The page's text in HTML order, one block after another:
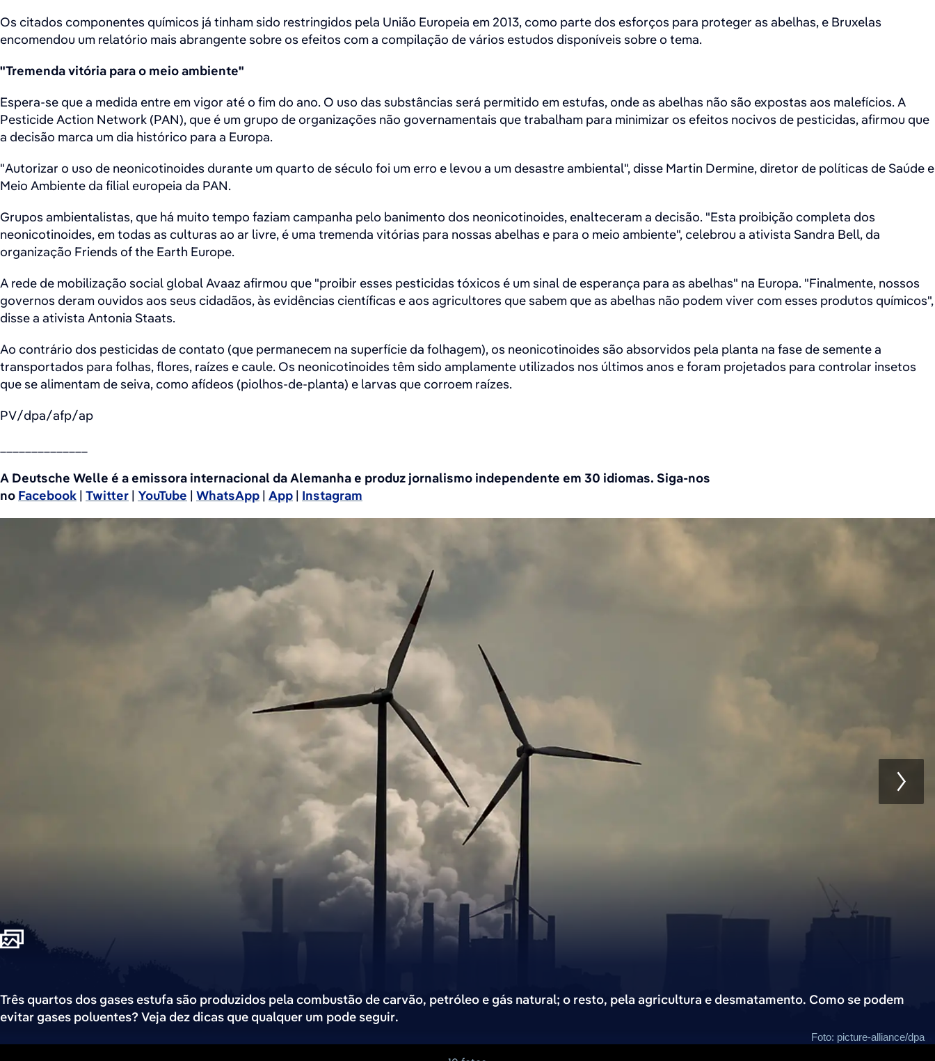
Os citados componentes químicos já tinham sido restringidos pela União Europeia em 2013, como parte dos esforços para proteger as abelhas, e Bruxelas
encomendou um relatório mais abrangente sobre os efeitos com a compilação de vários estudos disponíveis sobre o tema.
"Tremenda vitória para o meio ambiente"
Espera-se que a medida entre em vigor até o fim do ano. O uso das substâncias será permitido em estufas, onde as abelhas não são expostas aos malefícios. A
Pesticide Action Network (PAN), que é um grupo de organizações não governamentais que trabalham para minimizar os efeitos nocivos de pesticidas, afirmou que
a decisão marca um dia histórico para a Europa.
"Autorizar o uso de neonicotinoides durante um quarto de século foi um erro e levou a um desastre ambiental", disse Martin Dermine, diretor de políticas de Saúde e
Meio Ambiente da filial europeia da PAN.
Grupos ambientalistas, que há muito tempo faziam campanha pelo banimento dos neonicotinoides, enalteceram a decisão. "Esta proibição completa dos
neonicotinoides, em todas as culturas ao ar livre, é uma tremenda vitórias para nossas abelhas e para o meio ambiente", celebrou a ativista Sandra Bell, da
organização Friends of the Earth Europe.
A rede de mobilização social global Avaaz afirmou que "proibir esses pesticidas tóxicos é um sinal de esperança para as abelhas" na Europa. "Finalmente, nossos
governos deram ouvidos aos seus cidadãos, às evidências científicas e aos agricultores que sabem que as abelhas não podem viver com esses produtos químicos",
disse a ativista Antonia Staats.
Ao contrário dos pesticidas de contato (que permanecem na superfície da folhagem), os neonicotinoides são absorvidos pela planta na fase de semente a
transportados para folhas, flores, raízes e caule. Os neonicotinoides têm sido amplamente utilizados nos últimos anos e foram projetados para controlar insetos
que se alimentam de seiva, como afídeos (piolhos-de-planta) e larvas que corroem raízes.
PV/dpa/afp/ap
A Deutsche Welle é a emissora internacional da Alemanha e produz jornalismo independente em 30 idiomas. Siga-nos
no Facebook | Twitter | YouTube | WhatsApp | App | Instagram
Três quartos dos gases estufa são produzidos pela combustão de carvão, petróleo e gás natural; o resto, pela agricultura e desmatamento. Como se podem
evitar gases poluentes? Veja dez dicas que qualquer um pode seguir.
Foto: picture-alliance/dpa